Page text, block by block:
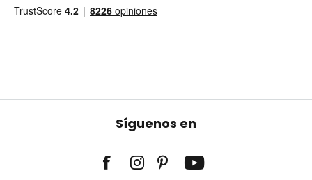
Síguenos en